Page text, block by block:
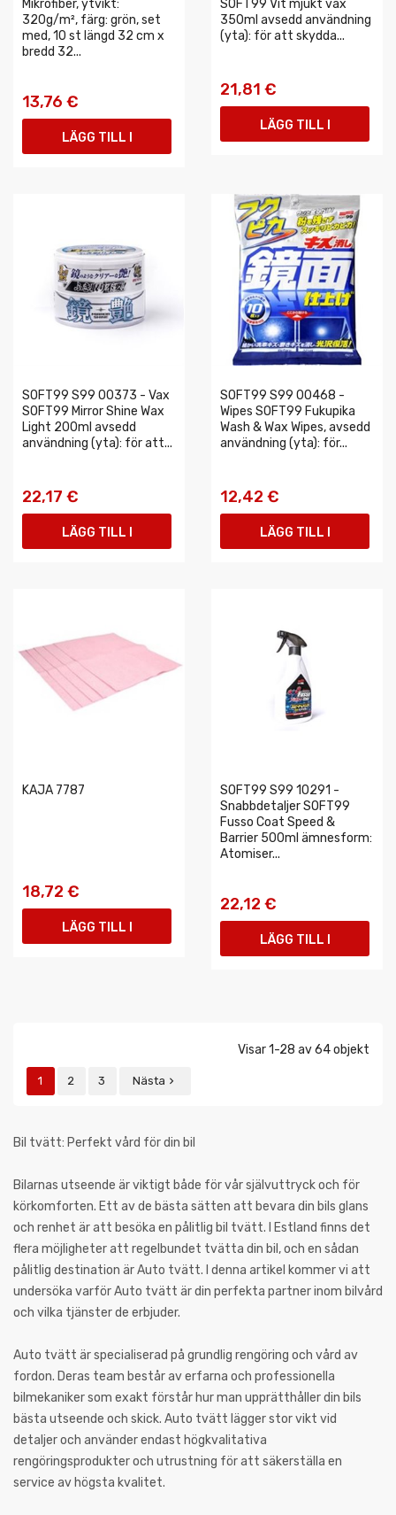
Mikrofiber, ytvikt:
320g/m², färg: grön, set
med, 10 st längd 32 cm x
bredd 32...
13,76 €
LÄGG TILL I
SOFT99 Vit mjukt vax
350ml avsedd användning
(yta): för att skydda...
21,81 €
LÄGG TILL I
SOFT99 S99 00373 - Vax
SOFT99 Mirror Shine Wax
Light 200ml avsedd
användning (yta): för att...
22,17 €
LÄGG TILL I
SOFT99 S99 00468 -
Wipes SOFT99 Fukupika
Wash & Wax Wipes, avsedd
användning (yta): för...
12,42 €
LÄGG TILL I
KAJA 7787
18,72 €
LÄGG TILL I
SOFT99 S99 10291 -
Snabbdetaljer SOFT99
Fusso Coat Speed &
Barrier 500ml ämnesform:
Atomiser...
22,12 €
LÄGG TILL I
Visar 1-28 av 64 objekt
1 2 3 Nästa 
Bil tvätt: Perfekt vård för din bil
Bilarnas utseende är viktigt både för vår självuttryck och för
körkomforten. Ett av de bästa sätten att bevara din bils glans
och renhet är att besöka en pålitlig bil tvätt. I Estland finns det
flera möjligheter att regelbundet tvätta din bil, och en sådan
pålitlig destination är Auto tvätt. I denna artikel kommer vi att
undersöka varför Auto tvätt är din perfekta partner inom bilvård
och vilka tjänster de erbjuder.
Auto tvätt är specialiserad på grundlig rengöring och vård av
fordon. Deras team består av erfarna och professionella
bilmekaniker som exakt förstår hur man upprätthåller din bils
bästa utseende och skick. Auto tvätt lägger stor vikt vid
detaljer och använder endast högkvalitativa
rengöringsprodukter och utrustning för att säkerställa en
service av högsta kvalitet.